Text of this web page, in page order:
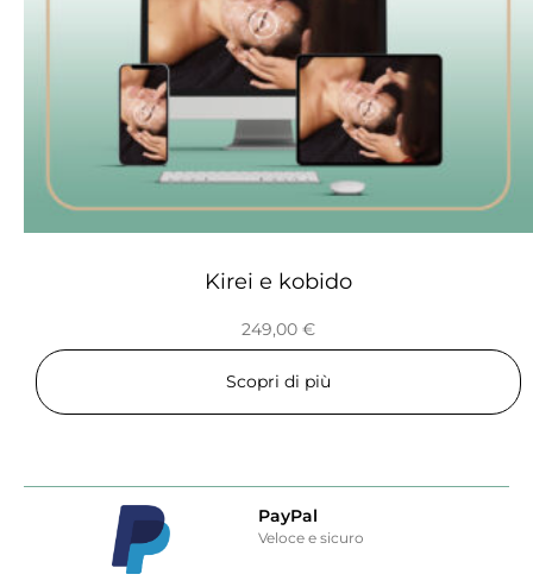
Kirei e kobido
249,00 €
Scopri di più
PayPal
Veloce e sicuro